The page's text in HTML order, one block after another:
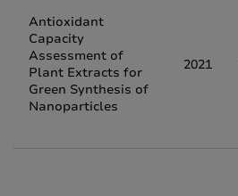
Antioxidant
Capacity
Assessment of
Plant Extracts for
Green Synthesis of
Nanoparticles
2021